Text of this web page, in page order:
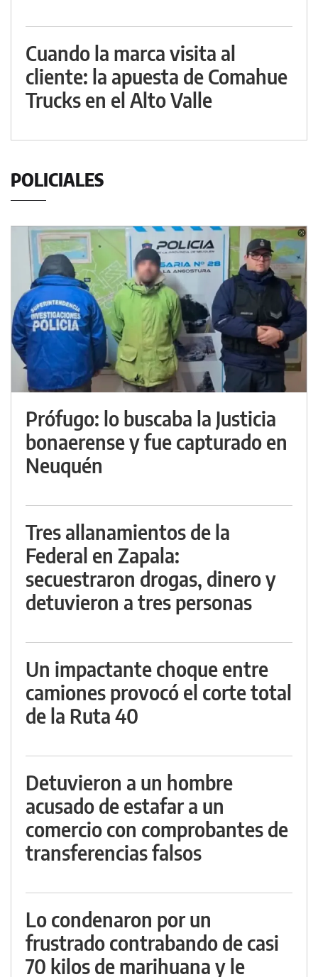
Cuando la marca visita al
cliente: la apuesta de Comahue
Trucks en el Alto Valle
POLICIALES
Prófugo: lo buscaba la Justicia
bonaerense y fue capturado en
Neuquén
Tres allanamientos de la
Federal en Zapala:
secuestraron drogas, dinero y
detuvieron a tres personas
Un impactante choque entre
camiones provocó el corte total
de la Ruta 40
Detuvieron a un hombre
acusado de estafar a un
comercio con comprobantes de
transferencias falsos
Lo condenaron por un
frustrado contrabando de casi
70 kilos de marihuana y le